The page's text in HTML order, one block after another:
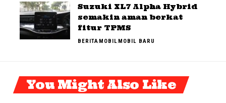
Suzuki XL7 Alpha Hybrid
semakin aman berkat
fitur TPMS
BERITAMOBILMOBIL BARU
You Might Also Like